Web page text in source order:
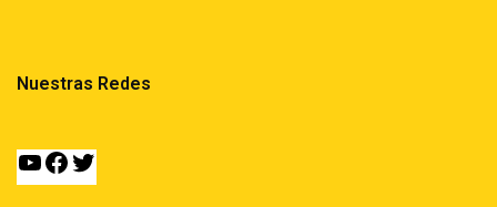
Nuestras Redes